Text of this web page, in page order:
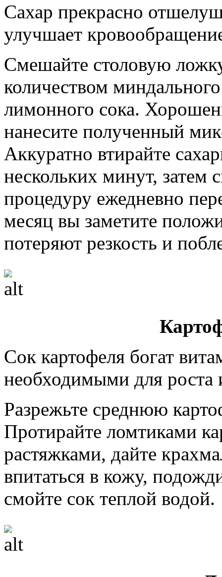
Сахар прекрасно
улучшает
Смешайте столовую
количеством
лимонного сока.
нанесите полученный
Аккуратно втирайте
нескольких минут, затем
процедуру ежедневно
месяц вы заметите
потеряют резкость и
Сок картофеля богат
необходимыми для роста
Разрежьте среднюю
Протирайте ломтиками
растяжками, дайте
впитаться в кожу,
смойте сок теплой водой.